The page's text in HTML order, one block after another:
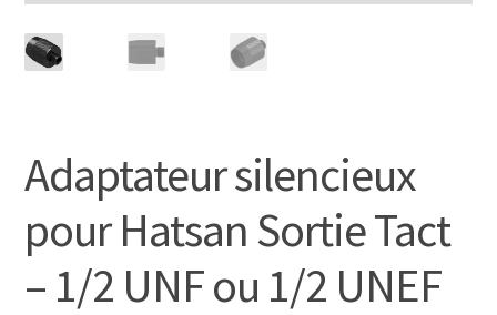
Adaptateur silencieux
pour Hatsan Sortie Tact
– 1/2 UNF ou 1/2 UNEF